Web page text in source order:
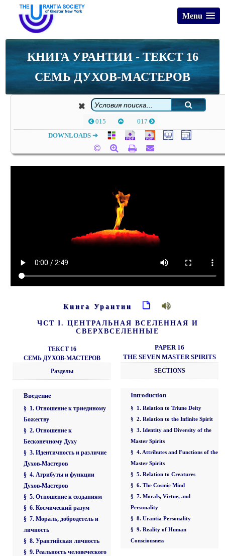
Menu
КНИГА УРАНТИИ - ТЕКСТ 16
СЕМЬ ДУХОВ-МАСТЕРОВ
015 017
DOWNLOADS ➔
Книга Урантии
ЧСТ I. ЦЕНТРАЛЬНАЯ ВСЕЛЕННАЯ И
СВЕРХВСЕЛЕННЫЕ
ТЕКСТ 16
СЕМЬ ДУХОВ-МАСТЕРОВ
Разделы
Введение
§ 1. Отношение к триединому
Божеству
§ 2. Отношение к
Бесконечному Духу
§ 3. Идентичность и различие
Духов-Мастеров
§ 4. Атрибуты и функции
Духов-Мастеров
§ 5. Отношение к созданиям
§ 6. Космический разум
§ 7. Мораль, добродетель и
личность
§ 8. Урантийская личность
§ 9. Реальность человеческого
PAPER 16
THE SEVEN MASTER SPIRITS
SECTIONS
Introduction
§ 1. Relation to Triune Deity
§ 2. Relation to the Infinite Spirit
§ 3. Identity and Diversity of the
Master Spirits
§ 4. Attributes and Functions of the
Master Spirits
§ 5. Relation to Creatures
§ 6. The Cosmic Mind
§ 7. Morals, Virtue, and
Personality
§ 8. Urantia Personality
§ 9. Reality of Human
Consciousness